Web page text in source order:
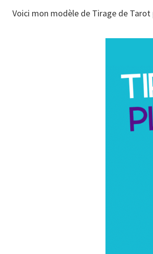
Voici mon modèle de Tirage de Tarot